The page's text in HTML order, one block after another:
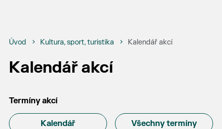
Úvod Kultura, sport, turistika Kalendář akcí
Kalendář akcí
Termíny akcí
Kalendář Všechny termíny